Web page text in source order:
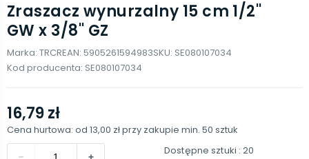
Zraszacz wynurzalny 15 cm 1/2''
GW x 3/8'' GZ
Marka: TRCREAN: 5905261594983SKU: SE080107034
Kod producenta: SE080107034
16,79 zł
Cena hurtowa: od 13,00 złprzy zakupie min. 50 sztuk
Dostępne sztuki : 20